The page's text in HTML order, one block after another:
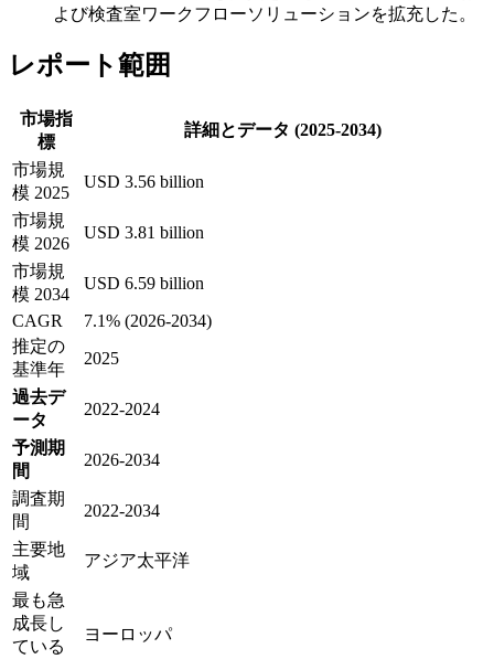
よび検査室ワークフローソリューションを拡充した。
レポート範囲
市場指
標
詳細とデータ (2025-2034)
市場規
模 2025
USD 3.56 billion
市場規
模 2026
USD 3.81 billion
市場規
模 2034
USD 6.59 billion
CAGR
7.1% (2026-2034)
推定の
基準年
2025
過去デ
ータ
2022-2024
予測期
間
2026-2034
調査期
間
2022-2034
主要地
域
アジア太平洋
最も急
成長し
ている
ヨーロッパ